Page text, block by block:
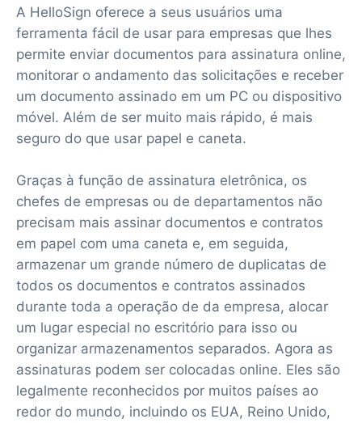
A HelloSign oferece a seus usuários uma
ferramenta fácil de usar para empresas que lhes
permite enviar documentos para assinatura online,
monitorar o andamento das solicitações e receber
um documento assinado em um PC ou dispositivo
móvel. Além de ser muito mais rápido, é mais
seguro do que usar papel e caneta.
Graças à função de assinatura eletrônica, os
chefes de empresas ou de departamentos não
precisam mais assinar documentos e contratos
em papel com uma caneta e, em seguida,
armazenar um grande número de duplicatas de
todos os documentos e contratos assinados
durante toda a operação de da empresa, alocar
um lugar especial no escritório para isso ou
organizar armazenamentos separados. Agora as
assinaturas podem ser colocadas online. Eles são
legalmente reconhecidos por muitos países ao
redor do mundo, incluindo os EUA, Reino Unido,